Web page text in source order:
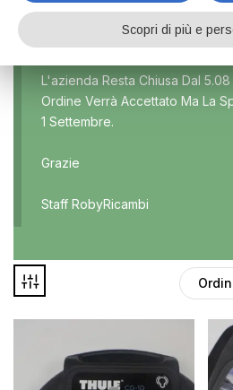
Marca
Modello
Auto usate
Culla
Maniglie
Disponibile
L'azienda Resta Chiusa Dal 5.08
Ordine Verrà Accettato Ma La
1 Settembre.
Grazie
Staff RobyRicambi
Scopri di più e